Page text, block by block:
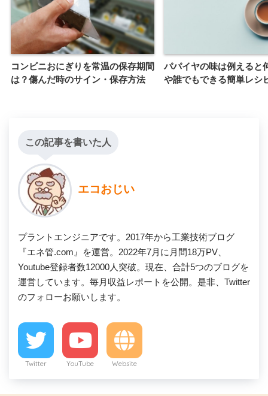
コンビニおにぎりを常温の保存期間
は？傷んだ時のサイン・保存方法
パパイヤの味は例えると
や誰でもできる簡単レシ
この記事を書いた人
エコおじい
プラントエンジニアです。2017年から工業技術ブログ
『エネ管.com』を運営。2022年7月に月間18万PV、
Youtube登録者数12000人突破。現在、合計5つのブログを
運営しています。毎月収益レポートを公開。是非、Twitter
のフォローお願いします。
Twitter YouTube Website